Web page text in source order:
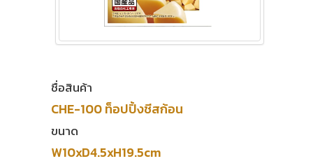
ชื่อสินค้า
CHE-100 ท็อปปิ้งชีสก้อน
ขนาด
W10xD4.5xH19.5cm